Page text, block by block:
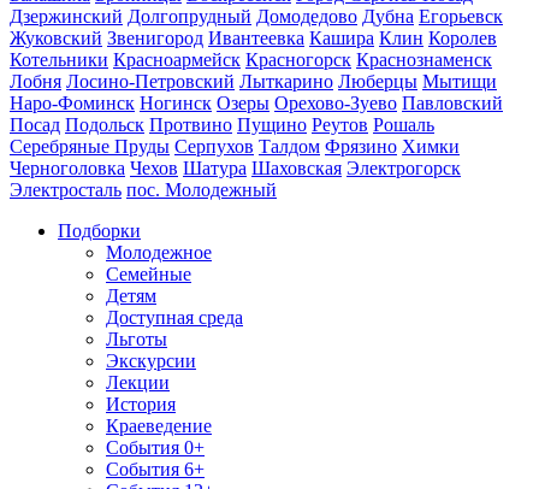
Дзержинский Долгопрудный Домодедово Дубна Егорьевск
Жуковский Звенигород Ивантеевка Кашира Клин Королев
Котельники Красноармейск Красногорск Краснознаменск
Лобня Лосино-Петровский Лыткарино Люберцы Мытищи
Наро-Фоминск Ногинск Озеры Орехово-Зуево Павловский
Посад Подольск Протвино Пущино Реутов Рошаль
Серебряные Пруды Серпухов Талдом Фрязино Химки
Черноголовка Чехов Шатура Шаховская Электрогорск
Электросталь пос. Молодежный
Подборки
Молодежное
Семейные
Детям
Доступная среда
Льготы
Экскурсии
Лекции
История
Краеведение
События 0+
События 6+